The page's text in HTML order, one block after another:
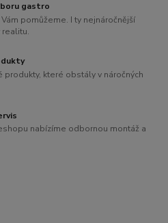
gastro
pomůžeme. I ty nejnáročnější
produkty, které obstály v náročných
nabízíme odbornou montáž a